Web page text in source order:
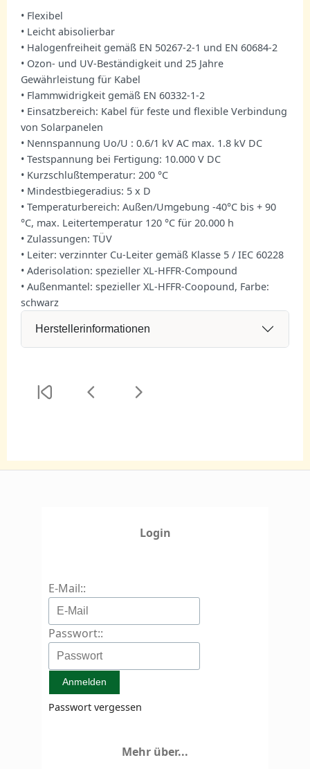
• Flexibel
• Leicht abisolierbar
• Halogenfreiheit gemäß EN 50267-2-1 und EN 60684-2
• Ozon- und UV-Beständigkeit und 25 Jahre
Gewährleistung für Kabel
• Flammwidrigkeit gemäß EN 60332-1-2
• Einsatzbereich: Kabel für feste und flexible Verbindung
von Solarpanelen
• Nennspannung Uo/U : 0.6/1 kV AC max. 1.8 kV DC
• Testspannung bei Fertigung: 10.000 V DC
• Kurzschlußtemperatur: 200 °C
• Mindestbiegeradius: 5 x D
• Temperaturbereich: Außen/Umgebung -40°C bis + 90
°C, max. Leitertemperatur 120 °C für 20.000 h
• Zulassungen: TÜV
• Leiter: verzinnter Cu-Leiter gemäß Klasse 5 / IEC 60228
• Aderisolation: spezieller XL-HFFR-Compound
• Außenmantel: spezieller XL-HFFR-Coopound, Farbe:
schwarz
Herstellerinformationen
Login
E-Mail::
Passwort::
Passwort vergessen
Mehr über...